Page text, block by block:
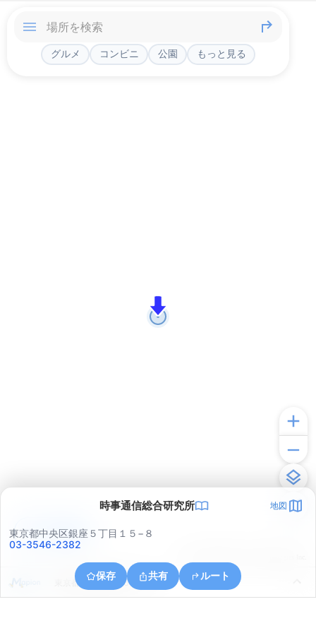
グルメ コンビニ 公園 もっと見る
時事通信総合研究所 地図
東京都中央区銀座５丁目１５−８
03-3546-2382
保存 共有 ルート
東京都江東区豊洲６丁目５
アプリで見る